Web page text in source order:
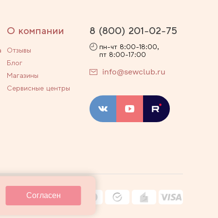
О компании
Отзывы
Блог
Магазины
Сервисные центры
8 (800) 201-02-75
пн-чт 8:00-18:00,
пт 8:00-17:00
info@sewclub.ru
Договор оферты
технологии
Карта
Согласен